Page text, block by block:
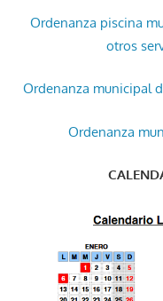
Ordenanza piscina
otros
Ordenanza municipal
Ordenanza